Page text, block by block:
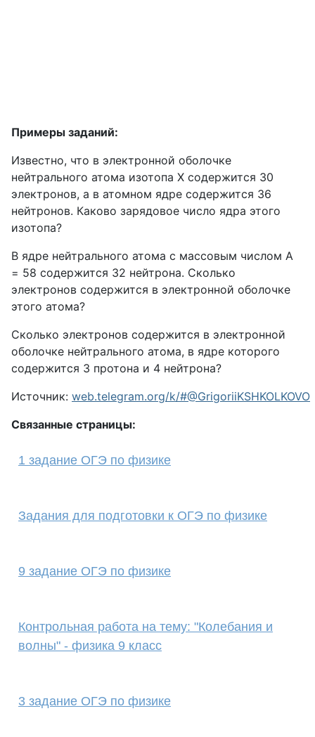
Примеры заданий:
Известно, что в электронной оболочке
нейтрального атома изотопа Х содержится 30
электронов, а в атомном ядре содержится 36
нейтронов. Каково зарядовое число ядра этого
изотопа?
В ядре нейтрального атома с массовым числом А
= 58 содержится 32 нейтрона. Сколько
электронов содержится в электронной оболочке
этого атома?
Сколько электронов содержится в электронной
оболочке нейтрального атома, в ядре которого
содержится 3 протона и 4 нейтрона?
Источник: web.telegram.org/k/#@GrigoriiKSHKOLKOVO
Связанные страницы:
1 задание ОГЭ по физике
Задания для подготовки к ОГЭ по физике
9 задание ОГЭ по физике
Контрольная работа на тему: "Колебания и
волны" - физика 9 класс
3 задание ОГЭ по физике